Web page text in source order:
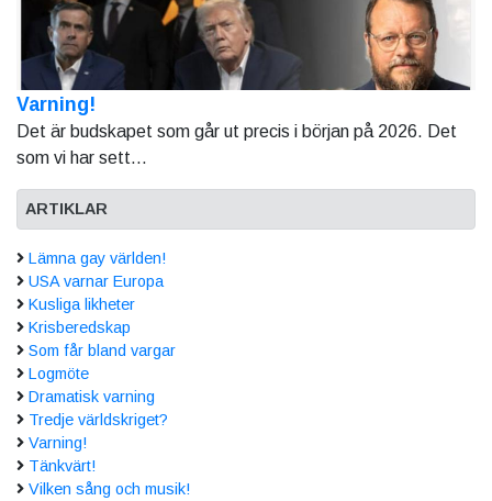
Varning!
Det är budskapet som går ut precis i början på 2026. Det
som vi har sett...
ARTIKLAR
Lämna gay världen!
USA varnar Europa
Kusliga likheter
Krisberedskap
Som får bland vargar
Logmöte
Dramatisk varning
Tredje världskriget?
Varning!
Tänkvärt!
Vilken sång och musik!